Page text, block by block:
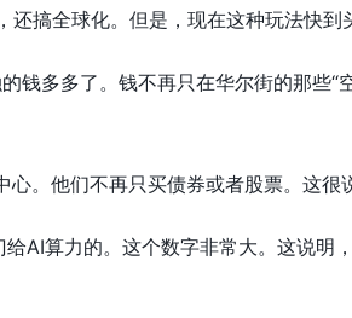
，还搞全球化。但是，现在这种玩法快到
多多了。钱不再只在华尔街的那些“
。他们不再只买债券或者股票。这很
给AI算力的。这个数字非常大。这说明